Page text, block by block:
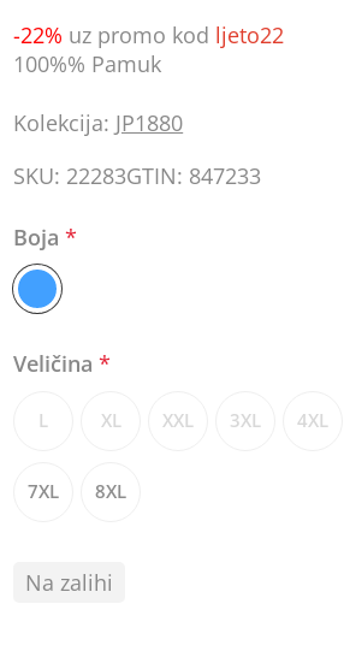
-22% uz promo kod ljeto22
100%% Pamuk
Kolekcija: JP1880
SKU: 22283GTIN: 847233
Boja*
Veličina*
L XL XXL 3XL 4XL
7XL 8XL
Na zalihi